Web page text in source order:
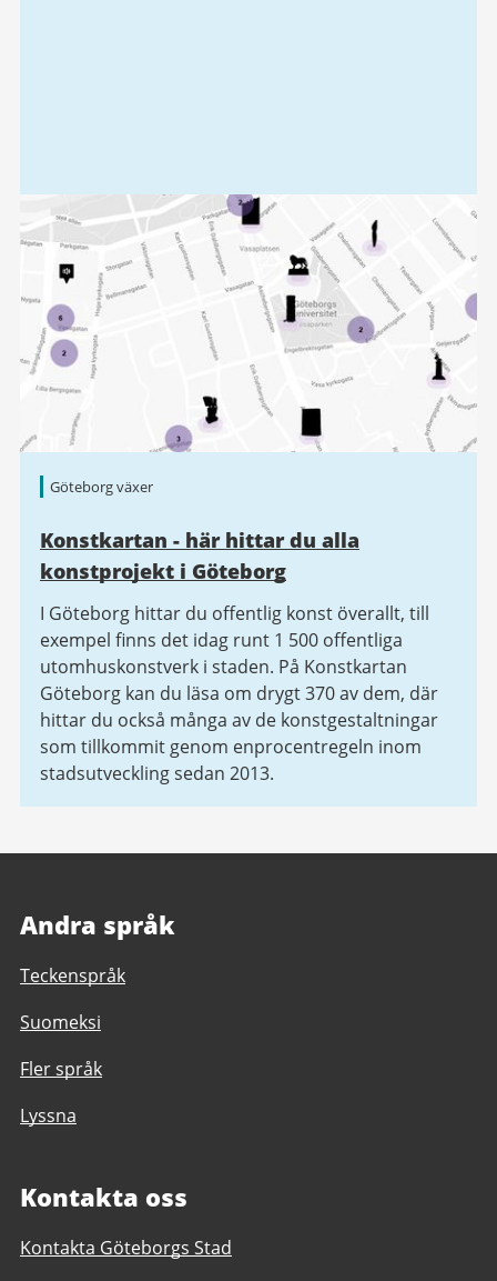
Göteborg växer
Konstkartan - här hittar du alla
konstprojekt i Göteborg
I Göteborg hittar du offentlig konst överallt, till
exempel finns det idag runt 1 500 offentliga
utomhuskonstverk i staden. På Konstkartan
Göteborg kan du läsa om drygt 370 av dem, där
hittar du också många av de konstgestaltningar
som tillkommit genom enprocentregeln inom
stadsutveckling sedan 2013.
Andra språk
Teckenspråk
Suomeksi
Fler språk
Lyssna
Kontakta oss
Kontakta Göteborgs Stad